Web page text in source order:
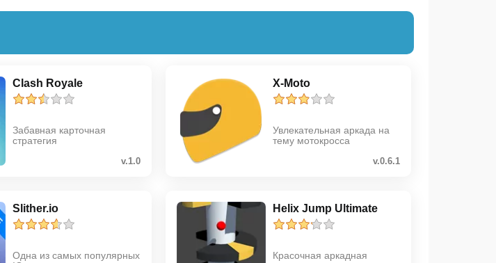
Clash Royale
Забавная карточная
стратегия
v.1.0
X-Moto
Увлекательная аркада на
тему мотокросса
v.0.6.1
Slither.io
Одна из самых популярных
Helix Jump Ultimate
Красочная аркадная